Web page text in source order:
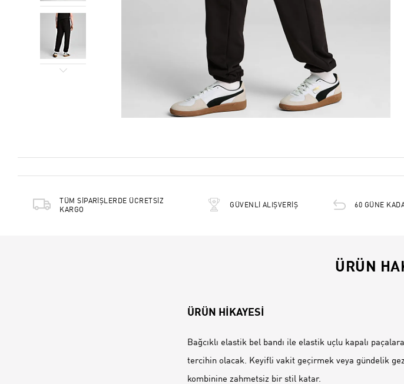
TÜM SİPARİŞLERDE ÜCRETSİZ
KARGO
GÜVENLİ ALIŞVERİŞ 60 GÜNE
ÜRÜN
ÜRÜN HİKAYESİ
Bağcıklı elastik bel bandı ile elastik uçlu kapalı
tercihin olacak. Keyifli vakit geçirmek veya gündelik
kombinine zahmetsiz bir stil katar.